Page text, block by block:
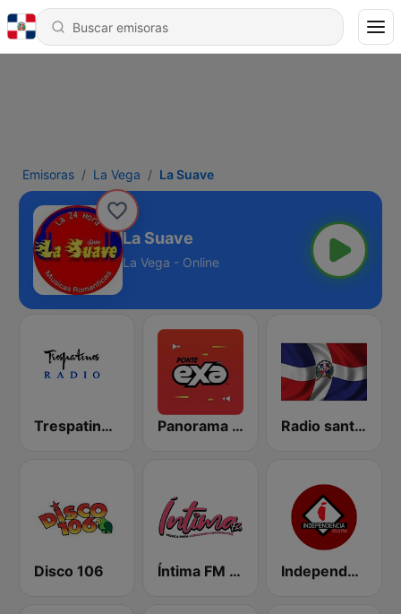
Emisoras La Vega La Suave
La Suave
La Vega - Online
Trespatines Radio Panorama 96.9 Radio santo Domingo 106.5
Disco 106 Íntima FM Santiago Independencia FM